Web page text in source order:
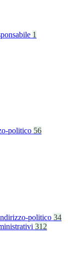
1
politico 56
politico 34
312